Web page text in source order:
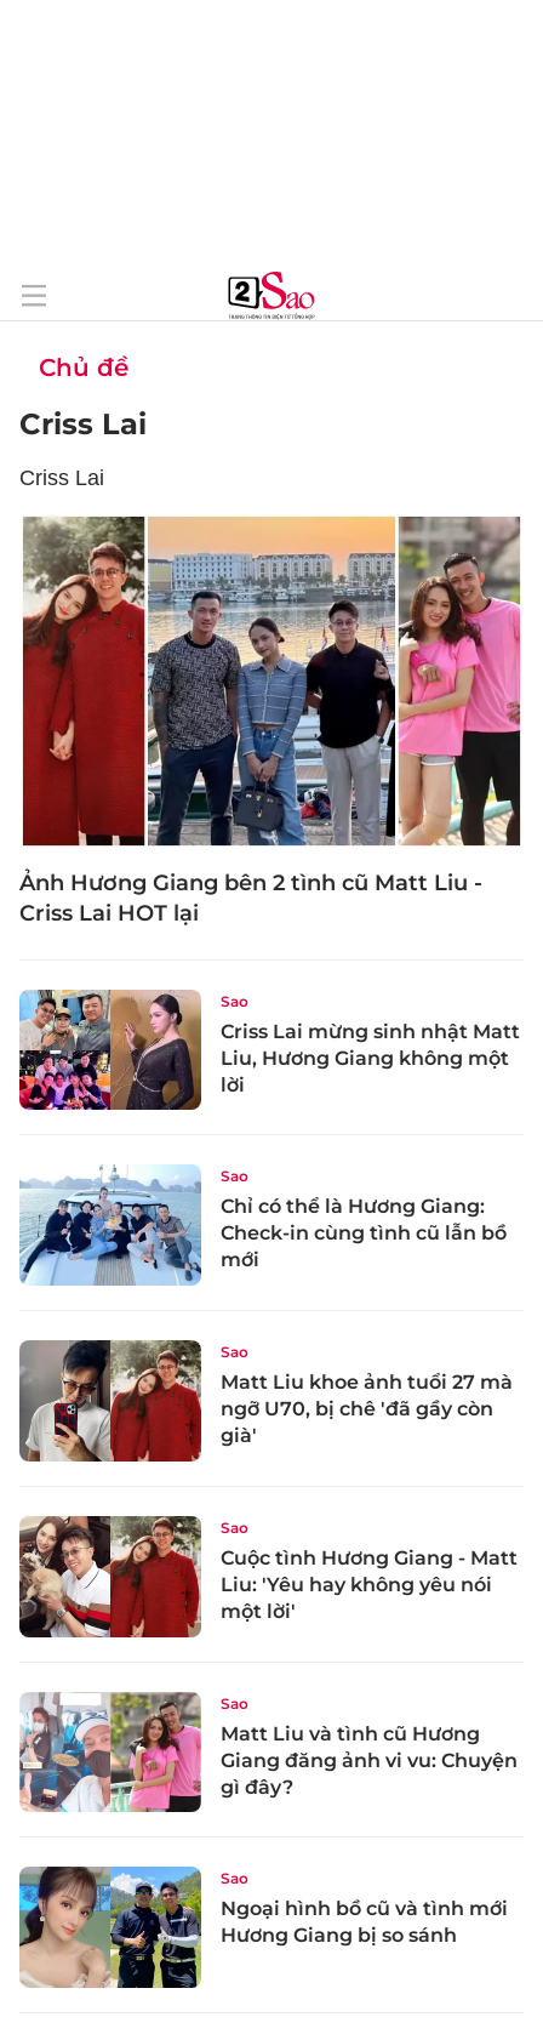
Chủ đề
Criss Lai
Criss Lai
Ảnh Hương Giang bên 2 tình cũ Matt Liu -
Criss Lai HOT lại
Sao
Criss Lai mừng sinh nhật Matt
Liu, Hương Giang không một
lời
Sao
Chỉ có thể là Hương Giang:
Check-in cùng tình cũ lẫn bồ
mới
Sao
Matt Liu khoe ảnh tuổi 27 mà
ngỡ U70, bị chê 'đã gầy còn
già'
Sao
Cuộc tình Hương Giang - Matt
Liu: 'Yêu hay không yêu nói
một lời'
Sao
Matt Liu và tình cũ Hương
Giang đăng ảnh vi vu: Chuyện
gì đây?
Sao
Ngoại hình bồ cũ và tình mới
Hương Giang bị so sánh